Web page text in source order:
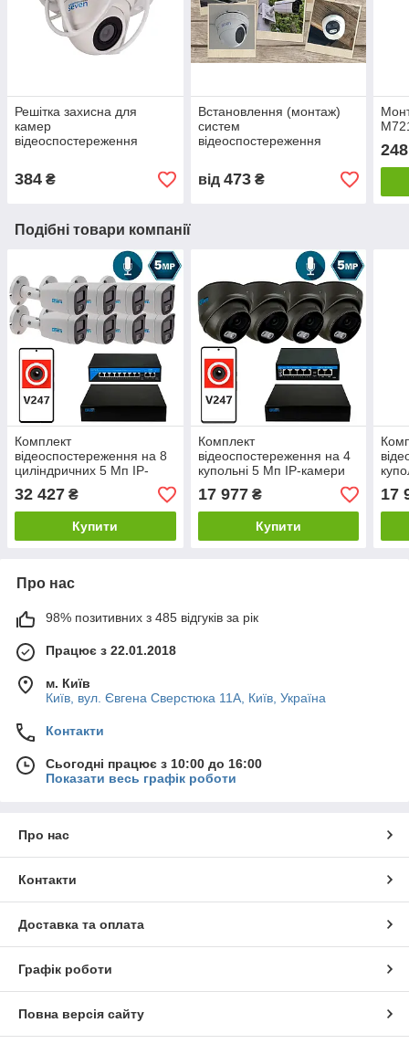
Решітка захисна для
камер
відеоспостереження
384 ₴
Встановлення (монтаж)
систем
відеоспостереження
від 473₴
248
Подібні товари компанії
Комплект
відеоспостереження на 8
циліндричних 5 Мп IP-
камер SEVEN IP-7225W8-
5MP
32 427 ₴
Купити
Комплект
відеоспостереження на 4
купольні 5 Мп IP-камери
17 977₴
Купити
17
Про нас
98% позитивних з 485 відгуків за рік
Працює з 22.01.2018
м. Київ
Київ, вул. Євгена Сверстюка 11А, Київ, Україна
Контакти
Сьогодні працює з 10:00 до 16:00
Показати весь графік роботи
Про нас
Контакти
Доставка та оплата
Графік роботи
Повна версія сайту